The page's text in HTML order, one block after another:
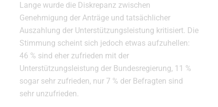
Lange wurde die Diskrepanz zwischen
Genehmigung der Anträge und tatsächlicher
Auszahlung der Unterstützungsleistung kritisiert. Die
Stimmung scheint sich jedoch etwas aufzuhellen:
46 % sind eher zufrieden mit der
Unterstützungsleistung der Bundesregierung, 11 %
sogar sehr zufrieden, nur 7 % der Befragten sind
sehr unzufrieden.